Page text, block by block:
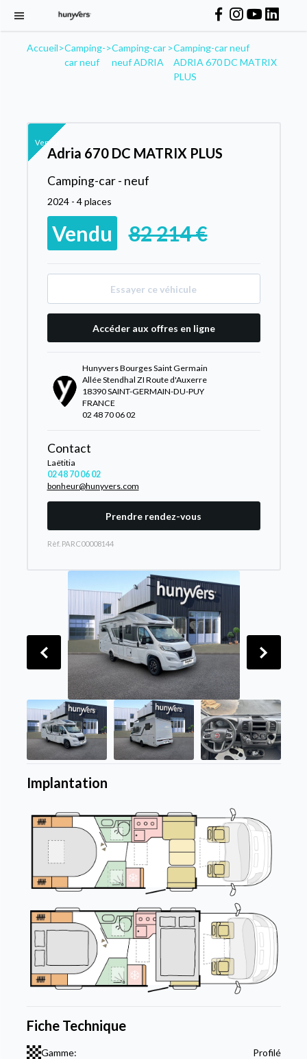
Accueil>Camping-
car neuf
>Camping-car
neuf ADRIA
>Camping-car neuf
ADRIA 670 DC MATRIX
PLUS
Vendu
Adria 670 DC MATRIX PLUS
Camping-car - neuf
2024 - 4 places
Vendu 82 214 €
Essayer ce véhicule
Accéder aux offres en ligne
Hunyvers Bourges Saint Germain
Allée Stendhal ZI Route d'Auxerre
18390 SAINT-GERMAIN-DU-PUY
FRANCE
02 48 70 06 02
Contact
Laëtitia
02 48 70 06 02
bonheur@hunyvers.com
Prendre rendez-vous
Rèf. PARC00008144
Implantation
Fiche Technique
Gamme: Profilé